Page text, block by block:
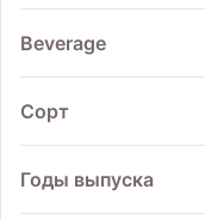
Наружу 1
Beverage
Beer 1
Сорт
Жигулевское 1
Годы выпуска